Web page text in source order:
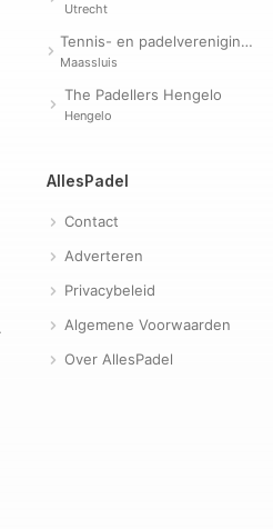
Utrecht
Tennis- en padelvereniging Evergreen
Maassluis
The Padellers Hengelo
Hengelo
AllesPadel
Contact
Adverteren
Privacybeleid
Algemene Voorwaarden
Over AllesPadel